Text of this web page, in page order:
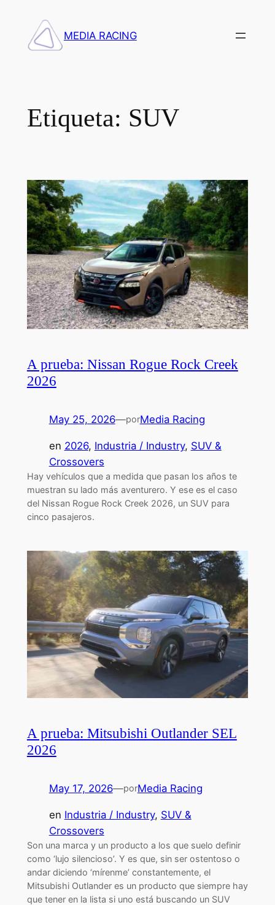
contenido
MEDIA RACING
Etiqueta: SUV
A prueba: Nissan Rogue Rock Creek
2026
May 25, 2026—porMedia Racing
en 2026, Industria / Industry, SUV &
Crossovers
Hay vehículos que a medida que pasan los años te
muestran su lado más aventurero. Y ese es el caso
del Nissan Rogue Rock Creek 2026, un SUV para
cinco pasajeros.
A prueba: Mitsubishi Outlander SEL
2026
May 17, 2026—porMedia Racing
en Industria / Industry, SUV &
Crossovers
Son una marca y un producto a los que suelo definir
como ‘lujo silencioso’. Y es que, sin ser ostentoso o
andar diciendo ‘mírenme’ constantemente, el
Mitsubishi Outlander es un producto que siempre hay
que tener en la lista si uno está buscando un SUV